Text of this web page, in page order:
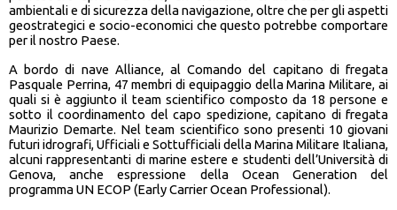
ambientali e di sicurezza della navigazione, oltre che per gli aspetti
geostrategici e socio-economici che questo potrebbe comportare
per il nostro Paese.
A bordo di nave Alliance, al Comando del capitano di fregata
Pasquale Perrina, 47 membri di equipaggio della Marina Militare, ai
quali si è aggiunto il team scientifico composto da 18 persone e
sotto il coordinamento del capo spedizione, capitano di fregata
Maurizio Demarte. Nel team scientifico sono presenti 10 giovani
futuri idrografi, Ufficiali e Sottufficiali della Marina Militare Italiana,
alcuni rappresentanti di marine estere e studenti dell’Università di
Genova, anche espressione della Ocean Generation del
programma UN ECOP (Early Carrier Ocean Professional).